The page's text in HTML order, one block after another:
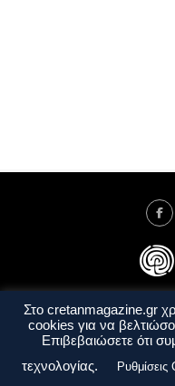
Ταυτότητα
Όροι
Στο cretanmagazine.gr
cookies για να
Επιβεβαιώσετε ότι
τεχνολογίας.
Ρυθμίσεις